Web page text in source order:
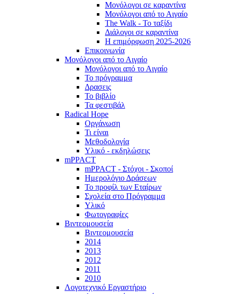
Μονόλογοι σε καραντίνα
Μονόλογοι από το Αιγαίο
The Walk - Το ταξίδι
Διάλογοι σε καραντίνα
Η επιμόρφωση 2025-2026
Επικοινωνία
Μονόλογοι από το Αιγαίο
Μονόλογοι από το Αιγαίο
Το πρόγραμμα
Δρασεις
Το βιβλίο
Τα φεστιβάλ
Radical Hope
Οργάνωση
Τι είναι
Μεθοδολογία
Υλικό - εκδηλώσεις
mPPACT
mPPACT - Στόχοι - Σκοποί
Ημερολόγιο Δράσεων
Το προφίλ των Εταίρων
Σχολεία στο Πρόγραμμα
Υλικό
Φωτογραφίες
Βιντεομουσεία
Βιντεομουσεία
2014
2013
2012
2011
2010
Λογοτεχνικό Εργαστήριο